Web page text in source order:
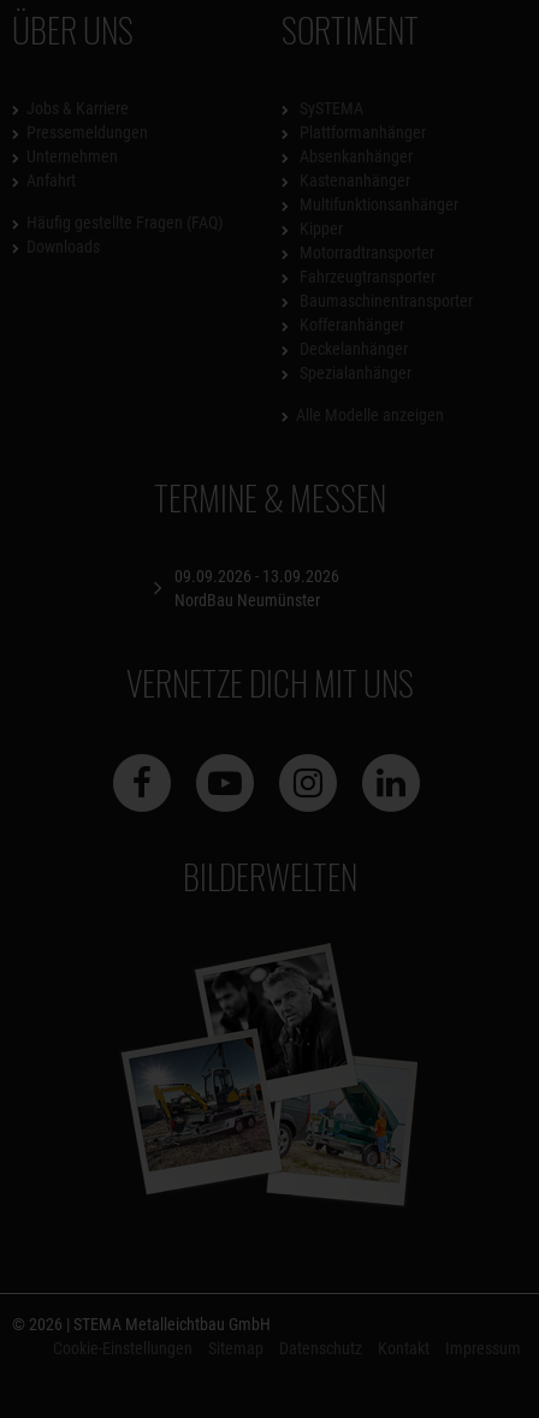
ÜBER UNS SORTIMENT
TERMINE & MESSEN
09.09.2026 - 13.09.2026
NordBau Neumünster
VERNETZE DICH MIT UNS
BILDERWELTEN
© 2026 | STEMA Metalleichtbau GmbH